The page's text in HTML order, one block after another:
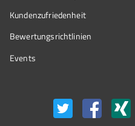
Kundenzufriedenheit
Bewertungs­richtlinien
Events